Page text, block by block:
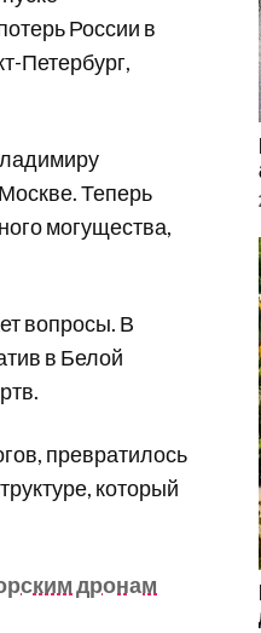
России в
Петербург,
Теперь
могущества,
вопросы. В
в Белой
превратилось
который
дронам